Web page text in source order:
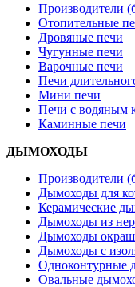
Производители
Отопительные
Дровяные печи
Чугунные печи
Варочные печи
Печи
Мини печи
Печи с водяным
Каминные печи
ДЫМОХОДЫ
Производители
Дымоходы для
Керамические
Дымоходы из
Дымоходы
Дымоходы с
Одноконтурные
Овальные